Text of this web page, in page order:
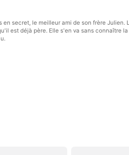
secret, le meilleur ami de son frère
est déjà père. Elle s'en va sans connaître